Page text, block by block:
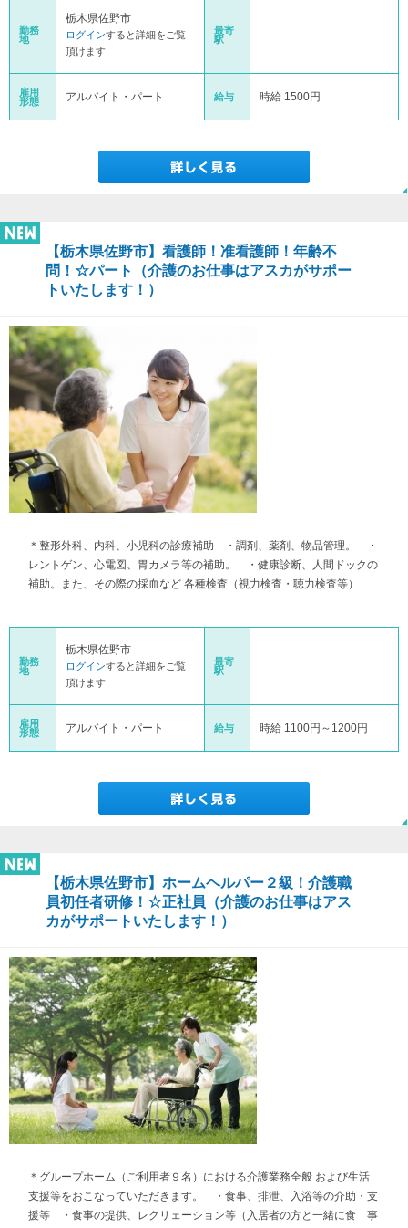
勤務
地
栃木県佐野市
ログインすると詳細をご覧
頂けます
最寄
駅
雇用
形態
アルバイト・パート 給与 時給 1500円
【栃木県佐野市】看護師！准看護師！年齢不
問！☆パート（介護のお仕事はアスカがサポー
トいたします！）
＊整形外科、内科、小児科の診療補助 ・調剤、薬剤、物品管理。 ・
レントゲン、心電図、胃カメラ等の補助。 ・健康診断、人間ドックの
補助。また、その際の採血など 各種検査（視力検査・聴力検査等）
勤務
地
栃木県佐野市
ログインすると詳細をご覧
頂けます
最寄
駅
雇用
形態
アルバイト・パート 給与 時給 1100円～1200円
【栃木県佐野市】ホームヘルパー２級！介護職
員初任者研修！☆正社員（介護のお仕事はアス
カがサポートいたします！）
＊グループホーム（ご利用者９名）における介護業務全般 および生活
支援等をおこなっていただきます。 ・食事、排泄、入浴等の介助・支
援等 ・食事の提供、レクリェーション等（入居者の方と一緒に食 事